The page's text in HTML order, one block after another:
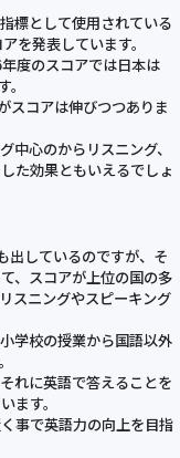
標として使用されている
を発表しています。
度のスコアでは日本は
スコアは伸びつつありま
中心のからリスニング、
た効果ともいえるでしょ
出しているのですが、そ
、スコアが上位の国の多
スニングやスピーキング
学校の授業から国語以外
れに英語で答えることを
ます。
事で英語力の向上を目指